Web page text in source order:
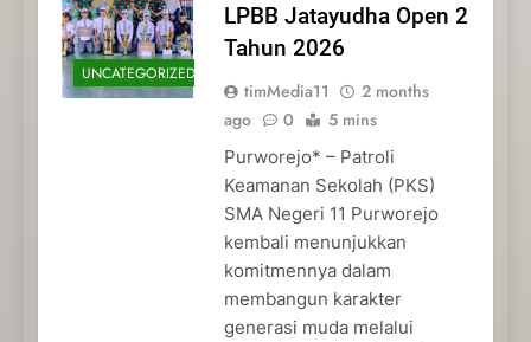
UNCATEGORIZED
LPBB Jatayudha Open 2
Tahun 2026
timMedia11
2 months
ago
0 5 mins
Purworejo* – Patroli
Keamanan Sekolah (PKS)
SMA Negeri 11 Purworejo
kembali menunjukkan
komitmennya dalam
membangun karakter
generasi muda melalui